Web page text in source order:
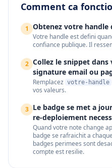
Comment ca
1 Obtenez votre handle
Votre handle est defini
confiance publique. Il
2 Collez le snippet
signature email ou
Remplacez votre-handle
vos valeurs.
3 Le badge se met a
re-deploiement
Quand votre note change
badge se rafraichit a
badges perimees sont
compte est resilie.